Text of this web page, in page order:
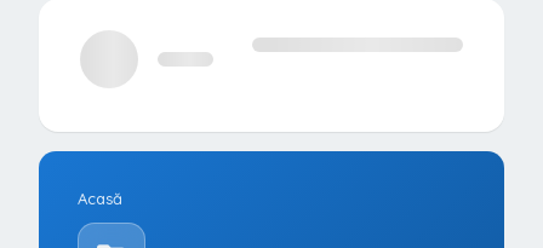
Acasă